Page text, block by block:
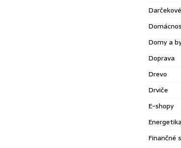
Domy a
Doprava
Drevo
Drviče
E-shopy
Energetika
Finančné